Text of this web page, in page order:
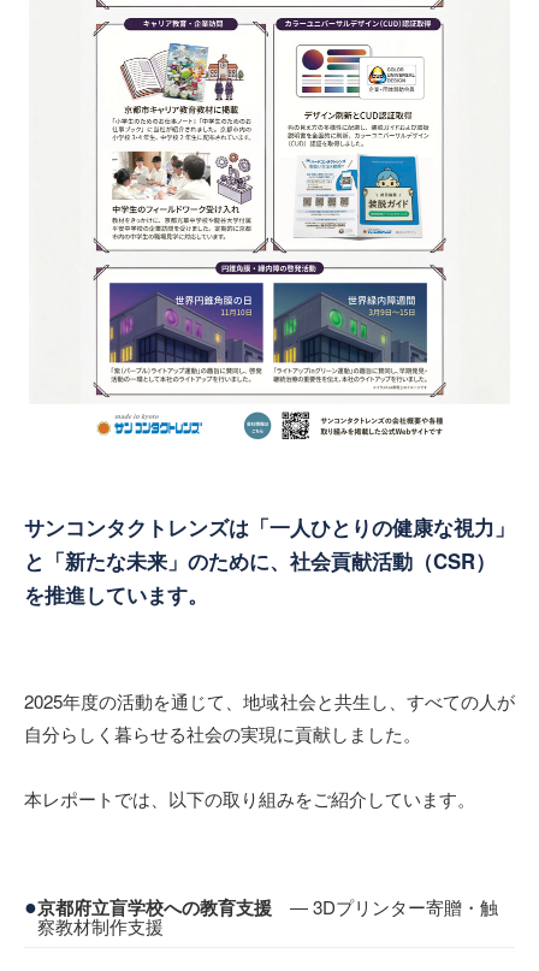
サンコンタクトレンズは「一人ひとりの健康な視力」
と「新たな未来」のために、社会貢献活動（CSR）
を推進しています。
2025年度の活動を通じて、地域社会と共生し、すべての人が
自分らしく暮らせる社会の実現に貢献しました。
本レポートでは、以下の取り組みをご紹介しています。
●京都府立盲学校への教育支援 ― 3Dプリンター寄贈・触
察教材制作支援